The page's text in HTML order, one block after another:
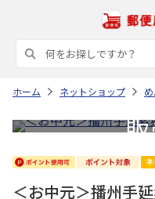
ホーム ネットショップ
＜お中元＞播州手